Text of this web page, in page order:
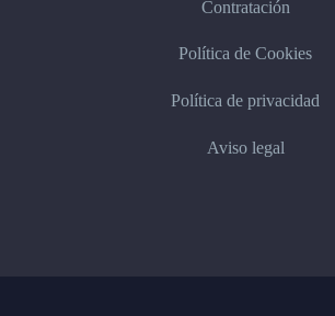
Contratación
Política de Cookies
Política de privacidad
Aviso legal